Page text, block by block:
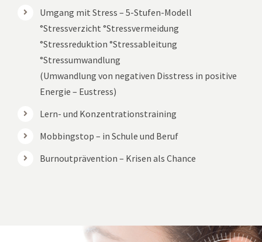
Umgang mit Stress – 5-Stufen-Modell
°Stressverzicht °Stressvermeidung
°Stressreduktion °Stressableitung
°Stressumwandlung
(Umwandlung von negativen Disstress in positive
Energie – Eustress)
Lern- und Konzentrationstraining
Mobbingstop – in Schule und Beruf
Burnoutprävention – Krisen als Chance